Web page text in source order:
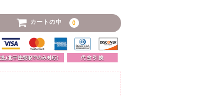
カートの中 0